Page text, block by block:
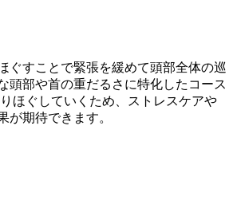
ぐすことで緊張を緩めて頭部全体の巡
頭部や首の重だるさに特化したコース
ほぐしていくため、ストレスケアや
が期待できます。